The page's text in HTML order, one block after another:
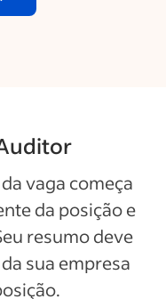
vaga começa
da posição e
resumo deve
sua empresa